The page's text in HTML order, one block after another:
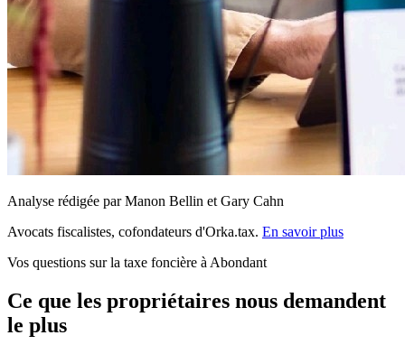
Analyse rédigée par Manon Bellin et Gary Cahn
Avocats fiscalistes, cofondateurs d'Orka.tax. En savoir plus
Vos questions sur la taxe foncière à Abondant
Ce que les propriétaires nous demandent
le plus